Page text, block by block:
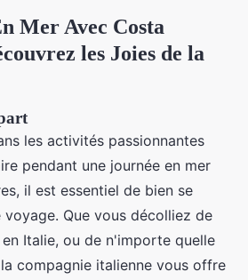
une journée
Croisières?
Mer Avec Costa
les Joies de la
les activités passionnantes
pendant une journée en mer
il est essentiel de bien se
Que vous décolliez de
en Italie, ou de n'importe quelle
compagnie italienne vous offre